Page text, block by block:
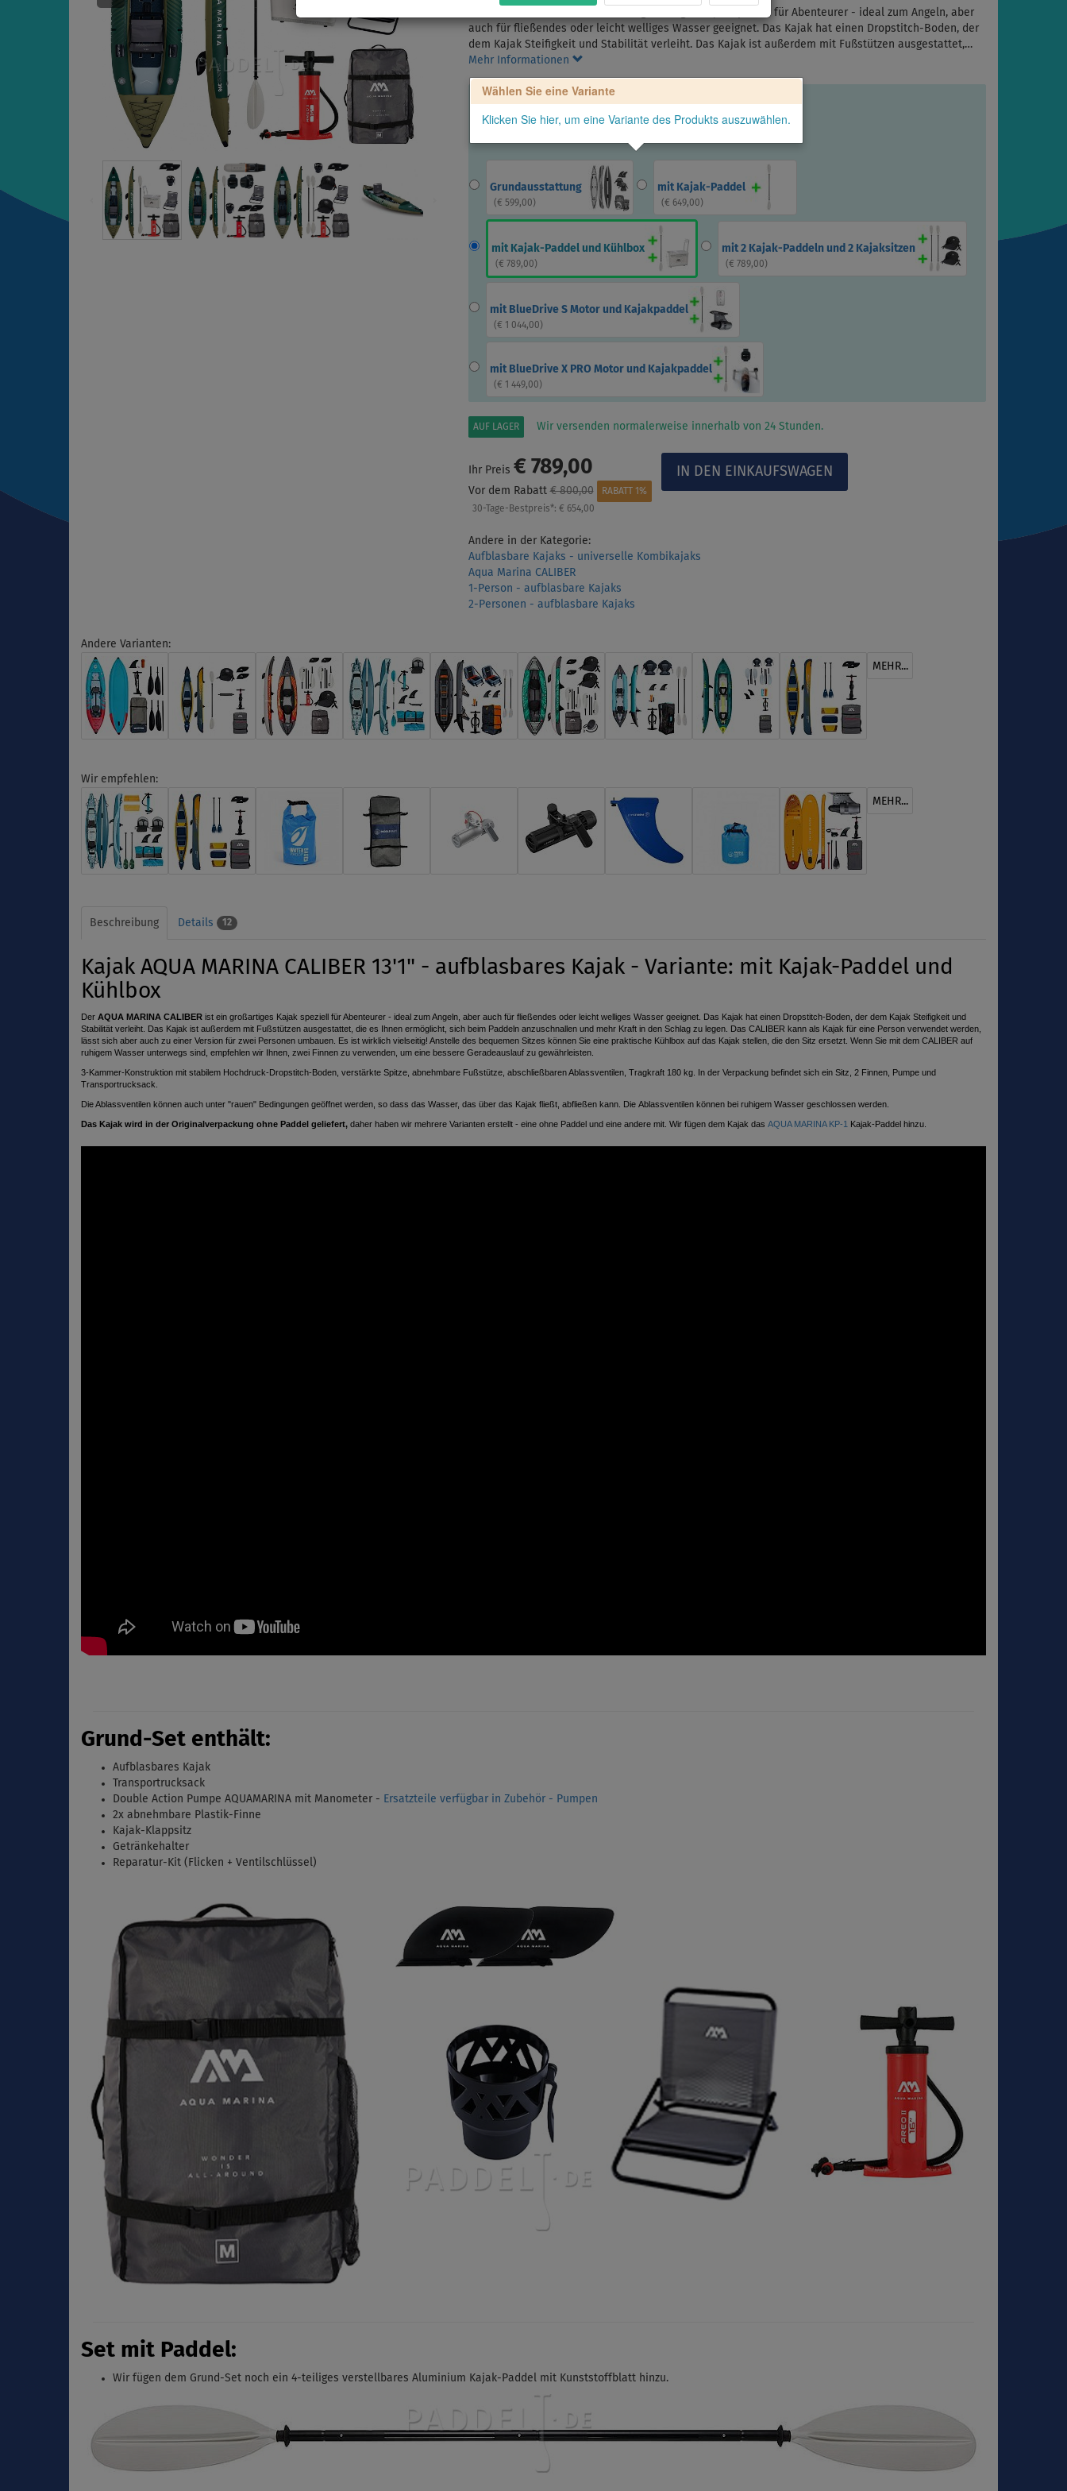
Der AQUA MARINA CALIBER ist ein großartiges Kajak speziell für Abenteurer - ideal zum Angeln, aber
auch für fließendes oder leicht welliges Wasser geeignet. Das Kajak hat einen Dropstitch-Boden, der
dem Kajak Steifigkeit und Stabilität verleiht. Das Kajak ist außerdem mit Fußstützen ausgestattet,…
Mehr Informationen
Wählen Sie eine Variante
Klicken Sie hier, um eine Variante des Produkts auszuwählen.
Grundausstattung
(€ 599,00)
mit Kajak-Paddel
(€ 649,00)
mit Kajak-Paddel und Kühlbox
(€ 789,00)
mit 2 Kajak-Paddeln und 2 Kajaksitzen
(€ 789,00)
mit BlueDrive S Motor und Kajakpaddel
(€ 1 044,00)
mit BlueDrive X PRO Motor und Kajakpaddel
(€ 1 449,00)
AUF LAGER Wir versenden normalerweise innerhalb von 24 Stunden.
Ihr Preis € 789,00
Vor dem Rabatt€ 800,00
RABATT 1%
30-Tage-Bestpreis*:€ 654,00
Andere in der Kategorie:
Aufblasbare Kajaks - universelle Kombikajaks
Aqua Marina CALIBER
1-Person - aufblasbare Kajaks
2-Personen - aufblasbare Kajaks
Andere Varianten:
MEHR...
Wir empfehlen:
MEHR...
Beschreibung Details 12
Kajak AQUA MARINA CALIBER 13'1" - aufblasbares Kajak - Variante: mit Kajak-Paddel und
Kühlbox
Der AQUA MARINA CALIBER ist ein großartiges Kajak speziell für Abenteurer - ideal zum Angeln, aber auch für fließendes oder leicht welliges Wasser geeignet. Das Kajak hat einen Dropstitch-Boden, der dem Kajak Steifigkeit und
Stabilität verleiht. Das Kajak ist außerdem mit Fußstützen ausgestattet, die es Ihnen ermöglicht, sich beim Paddeln anzuschnallen und mehr Kraft in den Schlag zu legen. Das CALIBER kann als Kajak für eine Person verwendet werden,
lässt sich aber auch zu einer Version für zwei Personen umbauen. Es ist wirklich vielseitig! Anstelle des bequemen Sitzes können Sie eine praktische Kühlbox auf das Kajak stellen, die den Sitz ersetzt. Wenn Sie mit dem CALIBER auf
ruhigem Wasser unterwegs sind, empfehlen wir Ihnen, zwei Finnen zu verwenden, um eine bessere Geradeauslauf zu gewährleisten.
3-Kammer-Konstruktion mit stabilem Hochdruck-Dropstitch-Boden, verstärkte Spitze, abnehmbare Fußstütze, abschließbaren Ablassventilen, Tragkraft 180 kg. In der Verpackung befindet sich ein Sitz, 2 Finnen, Pumpe und
Transportrucksack.
Die Ablassventilen können auch unter "rauen" Bedingungen geöffnet werden, so dass das Wasser, das über das Kajak fließt, abfließen kann. Die Ablassventilen können bei ruhigem Wasser geschlossen werden.
Das Kajak wird in der Originalverpackung ohne Paddel geliefert, daher haben wir mehrere Varianten erstellt - eine ohne Paddel und eine andere mit. Wir fügen dem Kajak das AQUA MARINA KP-1 Kajak-Paddel hinzu.
Grund-Set enthält:
Aufblasbares Kajak
Transportrucksack
Double Action Pumpe AQUAMARINA mit Manometer - Ersatzteile verfügbar in Zubehör - Pumpen
2x abnehmbare Plastik-Finne
Kajak-Klappsitz
Getränkehalter
Reparatur-Kit (Flicken + Ventilschlüssel)
Set mit Paddel:
Wir fügen dem Grund-Set noch ein 4-teiliges verstellbares Aluminium Kajak-Paddel mit Kunststoffblatt hinzu.